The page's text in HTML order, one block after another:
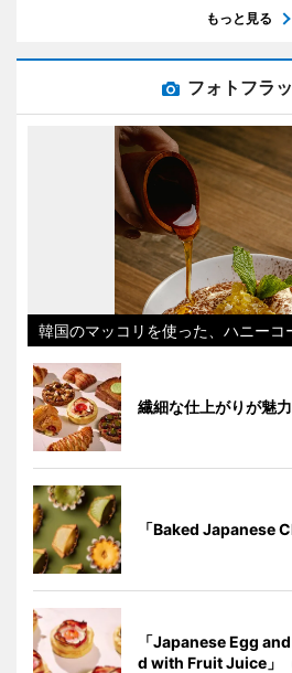
もっと見る
フォトフラ
韓国のマッコリを使った、ハニーコ
繊細な仕上がりが魅
「Baked Japanese
「Japanese Egg
d with Fruit Juice」